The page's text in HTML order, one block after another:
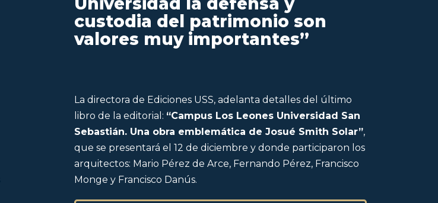
custodia del patrimonio son
valores muy importantes”
La directora de Ediciones USS, adelanta detalles del último
libro de la editorial: “Campus Los Leones Universidad San
Sebastián. Una obra emblemática de Josué Smith Solar”,
que se presentará el 12 de diciembre y donde participaron los
arquitectos: Mario Pérez de Arce, Fernando Pérez, Francisco
Monge y Francisco Danús.